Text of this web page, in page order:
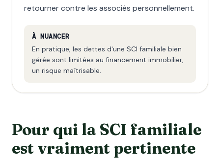
retourner contre les associés personnellement.
À NUANCER
En pratique, les dettes d'une SCI familiale bien
gérée sont limitées au financement immobilier,
un risque maîtrisable.
Pour qui la SCI familiale
est vraiment pertinente